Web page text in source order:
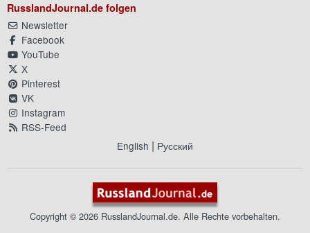
RusslandJournal.de folgen
Newsletter
Facebook
YouTube
X
Pinterest
VK
Instagram
RSS-Feed
English | Русский
Copyright © 2026 RusslandJournal.de. Alle Rechte vorbehalten.